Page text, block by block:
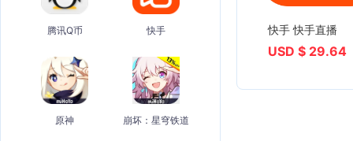
腾讯Q币 快手
原神 崩坏：星穹铁道
快手 快手直播
USD $ 29.64